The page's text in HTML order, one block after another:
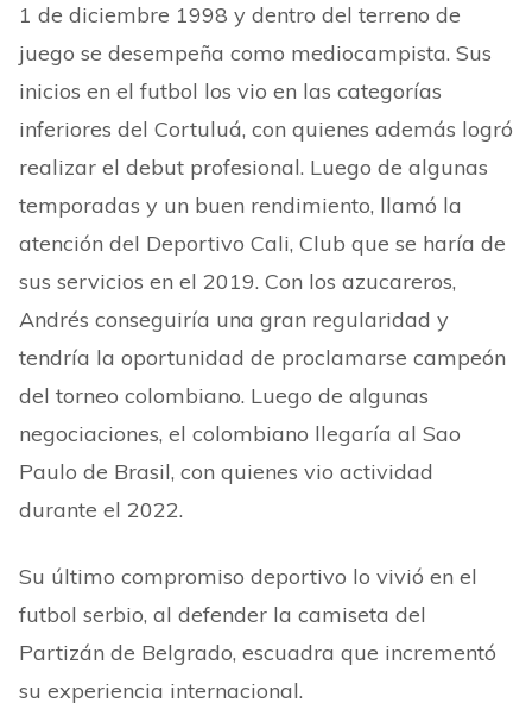
1 de diciembre 1998 y dentro del terreno de
juego se desempeña como mediocampista. Sus
inicios en el futbol los vio en las categorías
inferiores del Cortuluá, con quienes además logró
realizar el debut profesional. Luego de algunas
temporadas y un buen rendimiento, llamó la
atención del Deportivo Cali, Club que se haría de
sus servicios en el 2019. Con los azucareros,
Andrés conseguiría una gran regularidad y
tendría la oportunidad de proclamarse campeón
del torneo colombiano. Luego de algunas
negociaciones, el colombiano llegaría al Sao
Paulo de Brasil, con quienes vio actividad
durante el 2022.
Su último compromiso deportivo lo vivió en el
futbol serbio, al defender la camiseta del
Partizán de Belgrado, escuadra que incrementó
su experiencia internacional.